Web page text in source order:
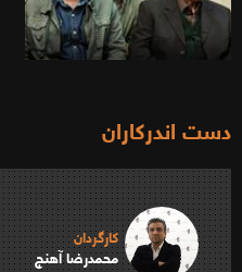
دست اندرکاران
کارگردان
محمدرضا آهنج